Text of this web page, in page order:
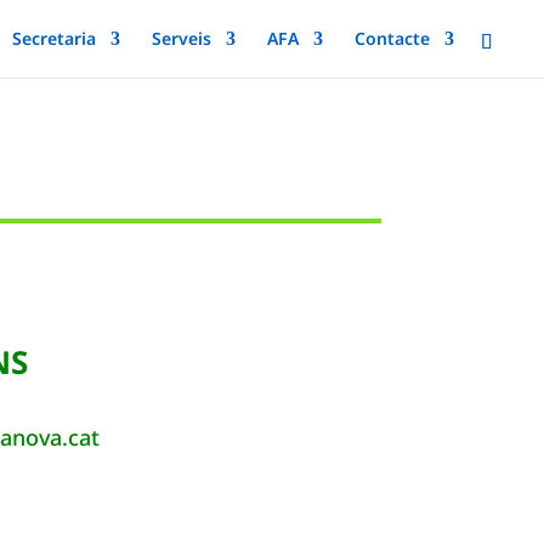
Secretaria Serveis AFA Contacte